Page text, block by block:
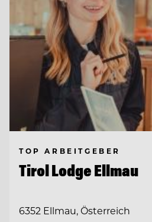
TOP ARBEITGEBER
Tirol Lodge Ellmau
6352 Ellmau, Österreich